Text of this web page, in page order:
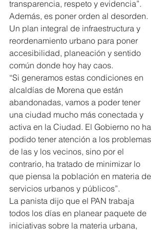
transparencia, respeto y evidencia”.
Además, es poner orden al desorden.
Un plan integral de infraestructura y
reordenamiento urbano para poner
accesibilidad, planeación y sentido
común donde hoy hay caos.
“Si generamos estas condiciones en
alcaldías de Morena que están
abandonadas, vamos a poder tener
una ciudad mucho más conectada y
activa en la Ciudad. El Gobierno no ha
podido tener atención a los problemas
de las y los vecinos, sino por el
contrario, ha tratado de minimizar lo
que piensa la población en materia de
servicios urbanos y públicos”.
La panista dijo que el PAN trabaja
todos los días en planear paquete de
iniciativas sobre la materia urbana,